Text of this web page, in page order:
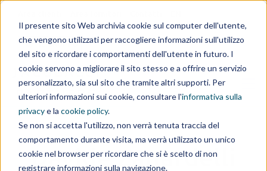
Il presente sito Web archivia cookie sul computer dell'utente,
che vengono utilizzati per raccogliere informazioni sull'utilizzo
del sito e ricordare i comportamenti dell'utente in futuro. I
cookie servono a migliorare il sito stesso e a offrire un servizio
personalizzato, sia sul sito che tramite altri supporti. Per
ulteriori informazioni sui cookie, consultare l'informativa sulla
privacye la cookie policy.
Se non si accetta l'utilizzo, non verrà tenuta traccia del
comportamento durante visita, ma verrà utilizzato un unico
cookie nel browser per ricordare che si è scelto di non
registrare informazioni sulla navigazione.
IL GRUPPO
Davide Zanardelli